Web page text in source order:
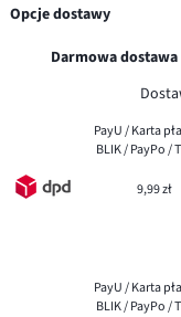
Opcje dostawy
Darmowa dostawa
PayU / Karta
BLIK / PayPo /
9,99 zł
PayU / Karta
BLIK / PayPo /